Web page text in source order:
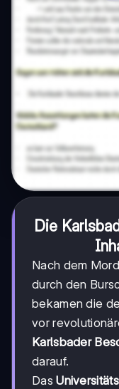
Die
Nach dem
durch den
bekamen die
vor
Karlsbader
darauf.
Das